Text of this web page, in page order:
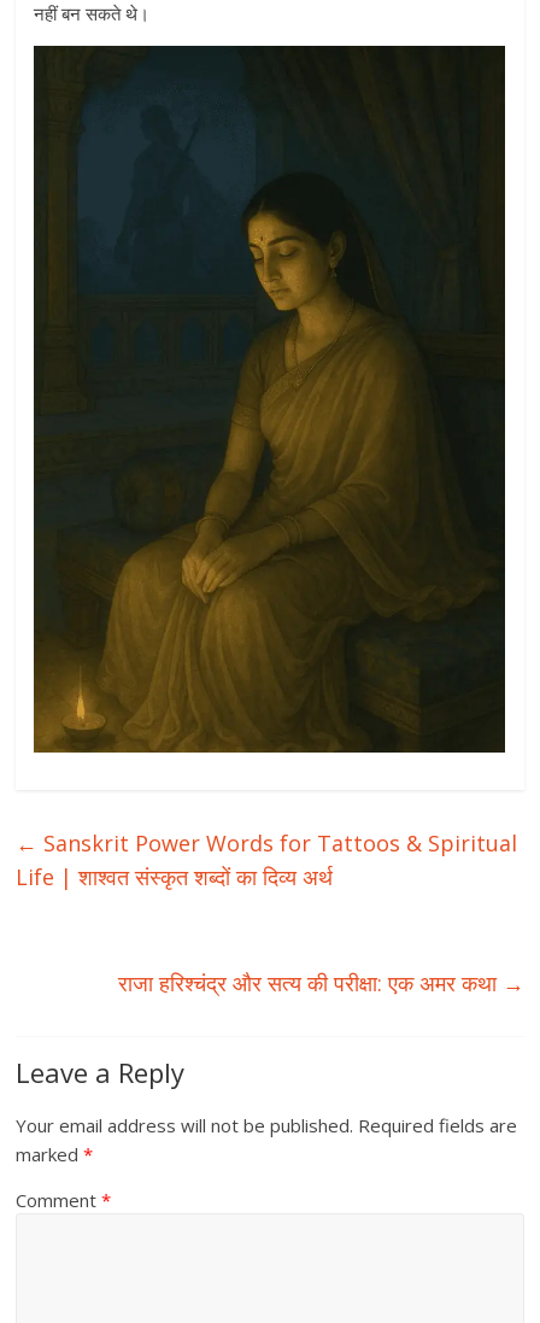
नहीं बन सकते थे।
← Sanskrit Power Words for Tattoos & Spiritual
Life | शाश्वत संस्कृत शब्दों का दिव्य अर्थ
राजा हरिश्चंद्र और सत्य की परीक्षा: एक अमर कथा →
Leave a Reply
Your email address will not be published. Required fields are
marked*
Comment*